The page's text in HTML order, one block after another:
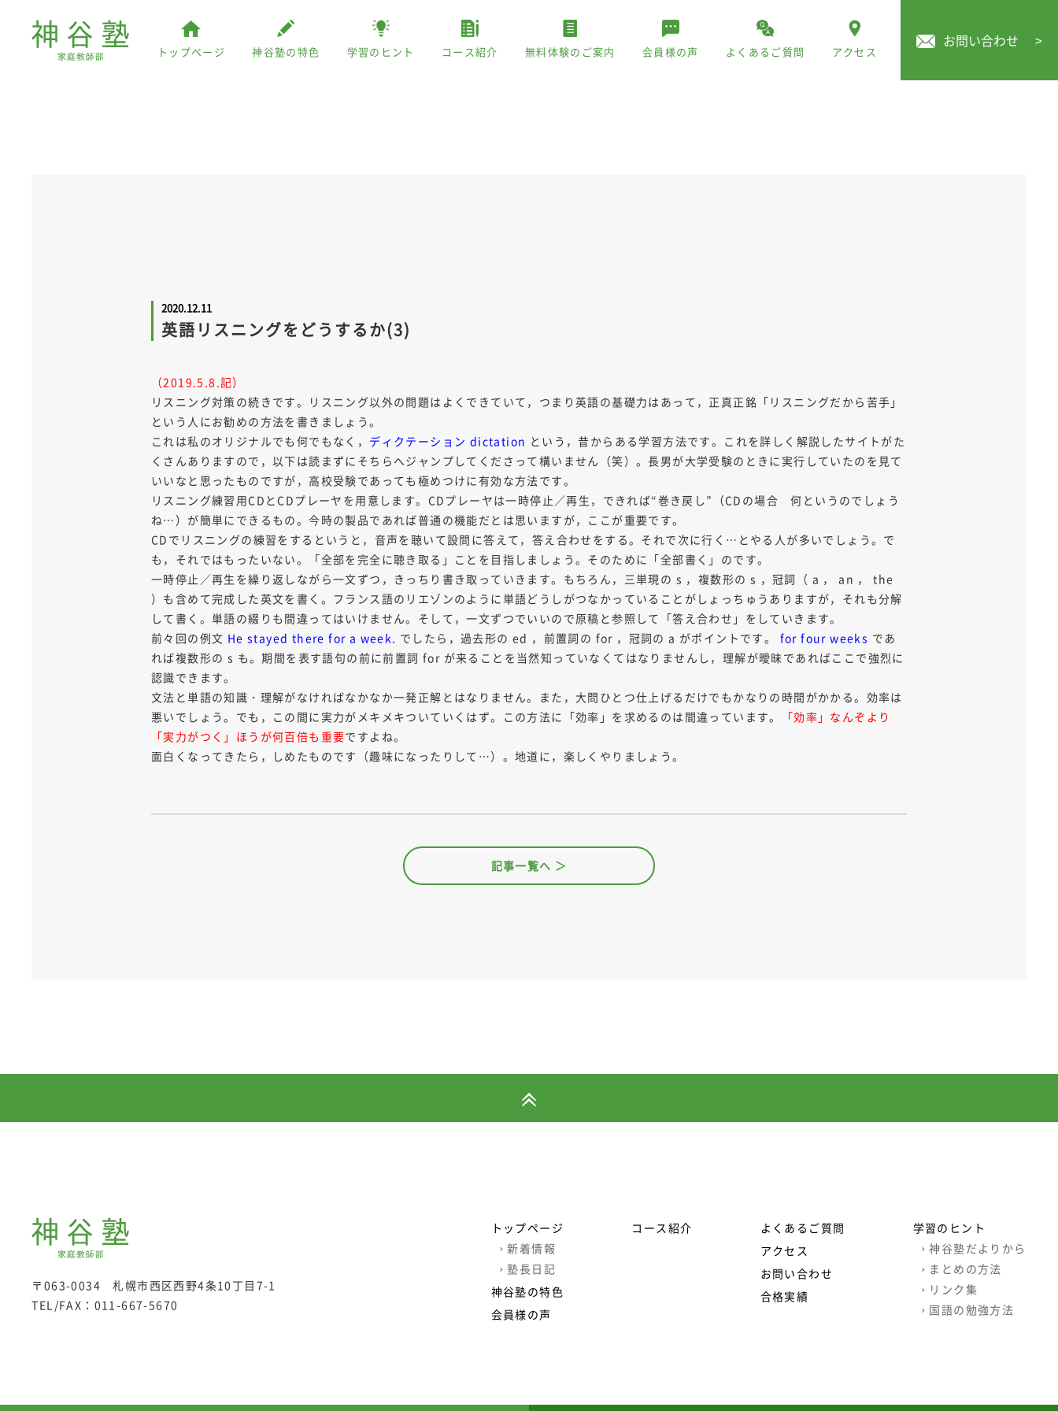
トップページ 神谷塾の特色 学習のヒント コース紹介 無料体験のご案内 会員様の声 よくあるご質問 アクセス
お問い合わせ >
2020.12.11
英語リスニングをどうするか(3)
（2019.5.8.記）
リスニング対策の続きです。リスニング以外の問題はよくできていて，つまり英語の基礎力はあって，正真正銘「リスニングだから苦手」
という人にお勧めの方法を書きましょう。
これは私のオリジナルでも何でもなく， ディクテーション dictation という，昔からある学習方法です。これを詳しく解説したサイトがた
くさんありますので，以下は読まずにそちらへジャンプしてくださって構いません（笑）。長男が大学受験のときに実行していたのを見て
いいなと思ったものですが，高校受験であっても極めつけに有効な方法です。
リスニング練習用CDとCDプレーヤを用意します。CDプレーヤは一時停止／再生，できれば“巻き戻し”（CDの場合 何というのでしょう
ね…）が簡単にできるもの。今時の製品であれば普通の機能だとは思いますが，ここが重要です。
CDでリスニングの練習をするというと，音声を聴いて設問に答えて，答え合わせをする。それで次に行く…とやる人が多いでしょう。で
も，それではもったいない。「全部を完全に聴き取る」ことを目指しましょう。そのために「全部書く」のです。
一時停止／再生を繰り返しながら一文ずつ，きっちり書き取っていきます。もちろん，三単現の s ，複数形の s ，冠詞（ a ， an ， the
）も含めて完成した英文を書く。フランス語のリエゾンのように単語どうしがつなかっていることがしょっちゅうありますが，それも分解
して書く。単語の綴りも間違ってはいけません。そして，一文ずつでいいので原稿と参照して「答え合わせ」をしていきます。
前々回の例文 He stayed there for a week. でしたら，過去形の ed ，前置詞の for ，冠詞の a がポイントです。 for four weeks であ
れば複数形の s も。期間を表す語句の前に前置詞 for が来ることを当然知っていなくてはなりませんし，理解が曖昧であればここで強烈に
認識できます。
文法と単語の知識・理解がなければなかなか一発正解とはなりません。また，大問ひとつ仕上げるだけでもかなりの時間がかかる。効率は
悪いでしょう。でも，この間に実力がメキメキついていくはず。この方法に「効率」を求めるのは間違っています。
「効率」なんぞより
「実力がつく」ほうが何百倍も重要ですよね。
面白くなってきたら，しめたものです（趣味になったりして…）。地道に，楽しくやりましょう。
記事一覧へ ＞
〒063-0034 札幌市西区西野4条10丁目7-1
TEL/FAX： 011-667-5670
トップページ
› 新着情報
› 塾長日記
神谷塾の特色
会員様の声
コース紹介
よくあるご質問
アクセス
お問い合わせ
合格実績
学習のヒント
› 神谷塾だよりから
› まとめの方法
› リンク集
› 国語の勉強方法